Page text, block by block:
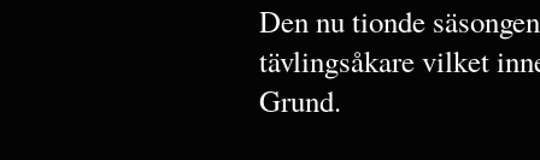
Den nu tionde
tävlingsåkare vilket
Grund.